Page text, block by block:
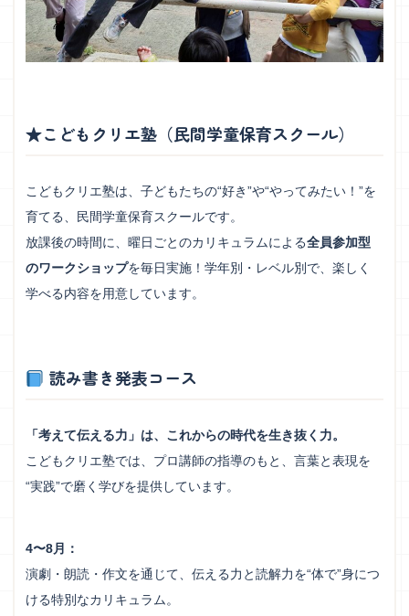
★こどもクリエ塾（民間学童保育スクール）
こどもクリエ塾は、子どもたちの“好き”や“やってみたい！”を
育てる、民間学童保育スクールです。
放課後の時間に、曜日ごとのカリキュラムによる全員参加型
のワークショップを毎日実施！学年別・レベル別で、楽しく
学べる内容を用意しています。
読み書き発表コース
「考えて伝える力」は、これからの時代を生き抜く力。
こどもクリエ塾では、プロ講師の指導のもと、言葉と表現を
“実践”で磨く学びを提供しています。
4〜8月：
演劇・朗読・作文を通じて、伝える力と読解力を“体で”身につ
ける特別なカリキュラム。